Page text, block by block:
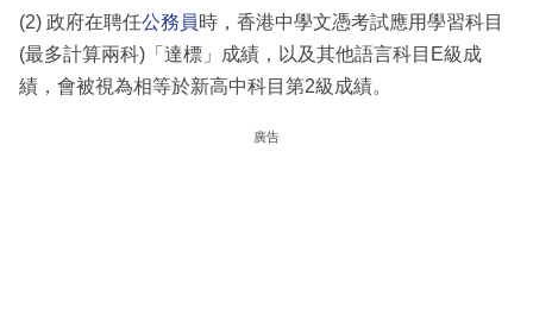
(2) 政府在聘任公務員時，香港中學文憑考試應用學習科目
(最多計算兩科)「達標」成績，以及其他語言科目E級成
績，會被視為相等於新高中科目第2級成績。
廣告